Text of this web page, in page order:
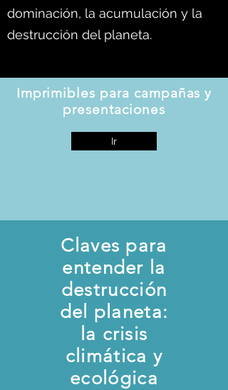
dominación, la acumulación y la
destrucción del planeta.
Imprimibles para campañas y
presentaciones
Ir
Claves para
entender la
destrucción
del planeta:
la crisis
climática y
ecológica